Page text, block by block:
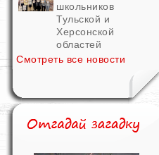
школьников
Тульской и
Херсонской
областей
Смотреть все новости